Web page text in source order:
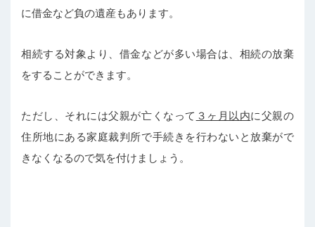
に借金など負の遺産もあります。
相続する対象より、借金などが多い場合は、相続の放棄
をすることができます。
ただし、それには父親が亡くなって ３ヶ月以内に父親の
住所地にある家庭裁判所で手続きを行わないと放棄がで
きなくなるので気を付けましょう。